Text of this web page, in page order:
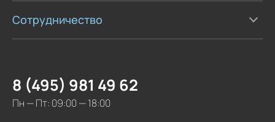
Сотрудничество
8 (495) 981 49 62
Пн — Пт: 09:00 — 18:00